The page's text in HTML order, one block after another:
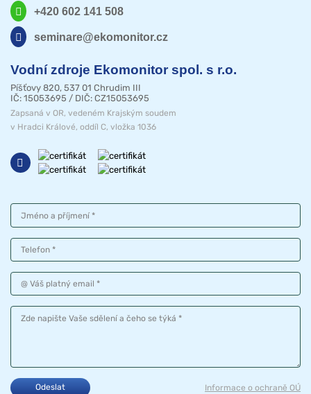
+420 602 141 508
seminare@ekomonitor.cz
Vodní zdroje Ekomonitor spol. s r.o.
Píšťovy 820, 537 01 Chrudim III
IČ: 15053695 / DIČ: CZ15053695
Zapsaná v OR, vedeném Krajským soudem
v Hradci Králové, oddíl C, vložka 1036
Jméno a příjmení
Telefon
Váš platný email
Vaše sdělení
Odeslat Informace o ochraně OÚ